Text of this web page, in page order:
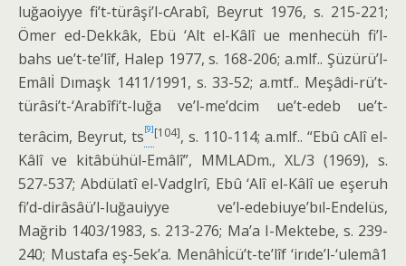
luğaoiyye fi’t-türâşi’l-cArabî, Bey­rut 1976, s. 215-221;
Ömer ed-Dekkâk, Ebü ‘Alt el-Kâlî ue menhecüh fi’l-
bahs ue’t-te’lîf, Ha­lep 1977, s. 168-206; a.mlf.. Şüzürü’l-
Emâlİ Dımaşk 1411/1991, s. 33-52; a.mtf.. Meşâdi-rü’t-
türâsi’t-‘Arabîfi’t-luğa ve’l-me’dcim ue’t-edeb ue’t-
terâcim, Beyrut, ts[9][104], s. 110-114; a.mlf.. “Ebû cAlî el-
Kâlî ve kitâbühül-Emâlî”, MMLADm., XL/3 (1969), s.
527-537; Abdülatî el-Vadglrî, Ebû ‘Alî el-Kâlî ue eşeruh
fi’d-dirâsâü’l-luğauiyye ve’l-edebiuye’bıl-Endelüs,
Mağrib 1403/1983, s. 213-276; Ma’a I-Mektebe, s. 239-
240; Mus­tafa eş-5ek’a. Menâhİcü’t-te’lîf ‘irıde’l-‘ule­mâ1